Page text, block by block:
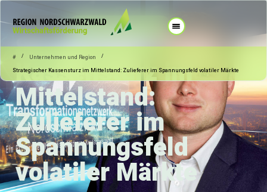
# / Unternehmen und Region
/
Strategischer Kassensturz im Mittelstand: Zulieferer im Spannungsfeld volatiler Märkte
12.06.2026 Unternehmen und Region
Strategischer
Kassensturz im
Mittelstand:
Zulieferer im
Spannungsfeld
volatiler Märkte